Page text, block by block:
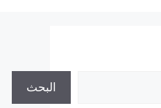
البحث